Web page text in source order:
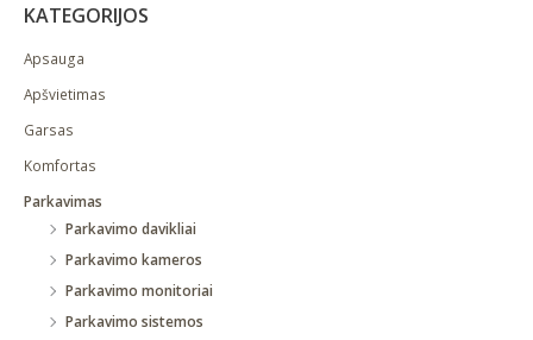
KATEGORIJOS
Apsauga
Apšvietimas
Garsas
Komfortas
Parkavimas
Parkavimo davikliai
Parkavimo kameros
Parkavimo monitoriai
Parkavimo sistemos